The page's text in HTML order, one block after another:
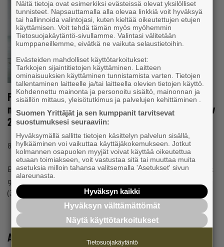
Företagargallup: Kompetensbristen i små och
medelstora företag på lägsta nivån sedan början av
2020
8.7.2024 09:46 Nyhet #ANSTÄLLNING
Bristen på arbetskraft har minskat avsevärt, enligt en färsk
gallup från Företagarna i Finland. Ungefär en tredjedel
(32%) av de…
Avtal för arbetsgivare
Näitä tietoja ovat esimerkiksi evästeissä olevat yksilölliset
tunnisteet. Napsauttamalla alla olevaa linkkiä voit hyväksyä
tai hallinnoida valintojasi, kuten kieltää oikeutettujen etujen
käyttämisen. Voit tehdä tämän myös myöhemmin
Tietosuojakäytäntö-sivullamme. Valintasi välitetään
kumppaneillemme, eivätkä ne vaikuta selaustietoihin.
Evästeiden mahdolliset käyttötarkoitukset:
Tarkkojen sijaintitietojen käyttäminen. Laitteen
ominaisuuksien käyttäminen tunnistamista varten. Tietojen
tallentaminen laitteelle ja/tai laitteella olevien tietojen käyttö.
Kohdennettu mainonta ja personoitu sisältö, mainonnan ja
sisällön mittaus, yleisötutkimus ja palvelujen kehittäminen .
Suomen Yrittäjät ja sen kumppanit tarvitsevat
suostumuksesi seuraaviin:
Hyväksymällä sallitte tietojen käsittelyn palvelun sisällä,
hylkääminen voi vaikuttaa käyttäjäkokemukseen. Jotkut
kolmannen osapuolen myyjät voivat käyttää oikeutettua
etuaan toimiakseen, voit vastustaa sitä tai muuttaa muita
asetuksia milloin tahansa valitsemalla 'Asetukset' sivun
alareunasta.
Hyväksyn kaikki
Hyväksyn välttämättömät
Näytä käyttötarkoitukset
Tietosuojakäytäntö